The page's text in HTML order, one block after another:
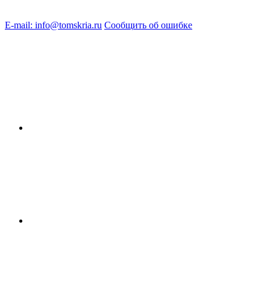
E-mail: info@tomskria.ru Сообщить об ошибке